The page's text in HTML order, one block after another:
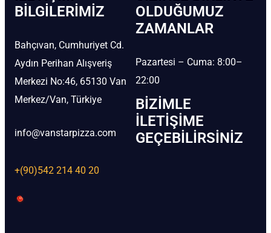
BİLGILERIMIZ
Bahçıvan, Cumhuriyet Cd.
Aydın Perihan Alışveriş
Merkezi No:46, 65130 Van
Merkez/Van, Türkiye
info@vanstarpizza.com
+(90)542 214 40 20
OLDUĞUMUZ
ZAMANLAR
Pazartesi – Cuma: 8:00–
22:00
BIZIMLE
İLETIŞIME
GEÇEBILIRSINIZ